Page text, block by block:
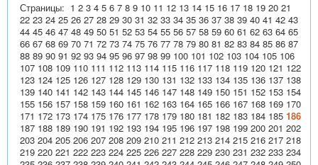
Страницы: 1 2 3 4 5 6 7 8 9 10 11 12 13 14 15 16 17 18 19 20 21
22 23 24 25 26 27 28 29 30 31 32 33 34 35 36 37 38 39 40 41 42 43
44 45 46 47 48 49 50 51 52 53 54 55 56 57 58 59 60 61 62 63 64 65
66 67 68 69 70 71 72 73 74 75 76 77 78 79 80 81 82 83 84 85 86 87
88 89 90 91 92 93 94 95 96 97 98 99 100 101 102 103 104 105 106
107 108 109 110 111 112 113 114 115 116 117 118 119 120 121 122
123 124 125 126 127 128 129 130 131 132 133 134 135 136 137 138
139 140 141 142 143 144 145 146 147 148 149 150 151 152 153 154
155 156 157 158 159 160 161 162 163 164 165 166 167 168 169 170
171 172 173 174 175 176 177 178 179 180 181 182 183 184 185 186
187 188 189 190 191 192 193 194 195 196 197 198 199 200 201 202
203 204 205 206 207 208 209 210 211 212 213 214 215 216 217 218
219 220 221 222 223 224 225 226 227 228 229 230 231 232 233 234